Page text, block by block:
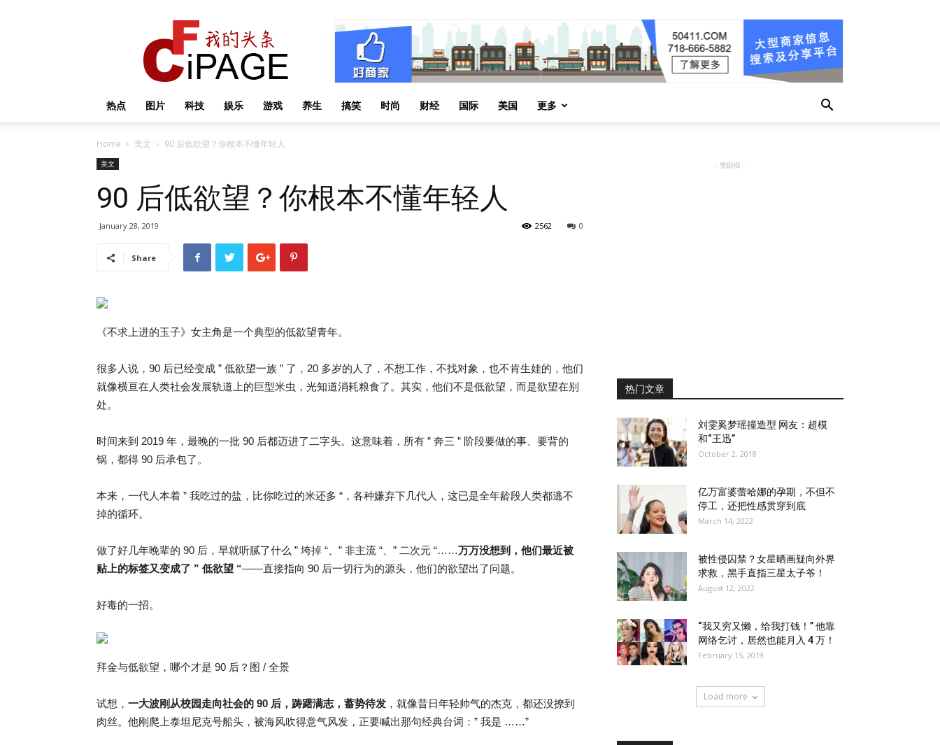
热点 图片 科技 娱乐 游戏 养生 搞笑 时尚 财经 国际 美国 更多
Home 美文 90 后低欲望？你根本不懂年轻人
美文
90 后低欲望？你根本不懂年轻人
January 28, 2019 0
2562
Share
《不求上进的玉子》女主角是一个典型的低欲望青年。
很多人说，90 后已经变成 ” 低欲望一族 ” 了，20 多岁的人了，不想工作，不找对象，也不肯生娃的，他们
就像横亘在人类社会发展轨道上的巨型米虫，光知道消耗粮食了。其实，他们不是低欲望，而是欲望在别
处。
时间来到 2019 年，最晚的一批 90 后都迈进了二字头。这意味着，所有 ” 奔三 ” 阶段要做的事、要背的
锅，都得 90 后承包了。
本来，一代人本着 ” 我吃过的盐，比你吃过的米还多 “，各种嫌弃下几代人，这已是全年龄段人类都逃不
掉的循环。
做了好几年晚辈的 90 后，早就听腻了什么 ” 垮掉 “、” 非主流 “、” 二次元 “……万万没想到，他们最近被
贴上的标签又变成了 ” 低欲望 “——直接指向 90 后一切行为的源头，他们的欲望出了问题。
好毒的一招。
拜金与低欲望，哪个才是 90 后？图 / 全景
试想， 一大波刚从校园走向社会的 90 后，踌躇满志，蓄势待发 ，就像昔日年轻帅气的杰克，都还没撩到
肉丝。他刚爬上泰坦尼克号船头，被海风吹得意气风发，正要喊出那句经典台词：” 我是 ……”
- 赞助商 -
热门文章
刘雯奚梦瑶撞造型 网友：超模
和“王迅”
October 2, 2018
亿万富婆蕾哈娜的孕期，不但不
停工，还把性感贯穿到底
March 14, 2022
被性侵囚禁？女星晒画疑向外界
求救，黑手直指三星太子爷！
August 12, 2022
“我又穷又懒，给我打钱！” 他靠
网络乞讨，居然也能月入 4 万！
February 15, 2019
Load more